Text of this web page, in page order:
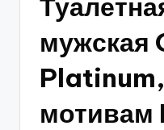
мужская
мотивам